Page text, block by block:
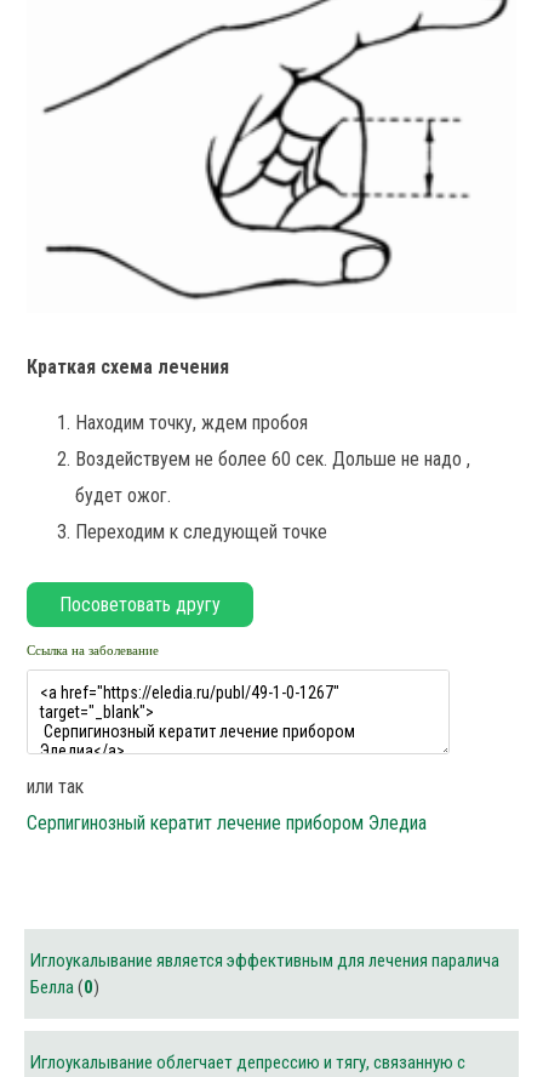
Краткая схема лечения
Находим точку, ждем пробоя
Воздействуем не более 60 сек. Дольше не надо ,
будет ожог.
Переходим к следующей точке
Ссылка на заболевание
или так
Серпигинозный кератит лечение прибором Эледиа
Иглоукалывание является эффективным для лечения паралича
Белла(0)
Иглоукалывание облегчает депрессию и тягу, связанную с